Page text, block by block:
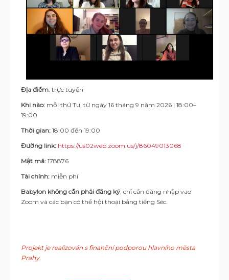
Địa điểm: trực tuyến
Khi nào: mỗi thứ Tư, từ ngày 16 tháng 9 năm 2026 | 18:00–
19:00
Thời gian: 18:00 đến 19:00
Đường link: https://us02web.zoom.us/j/86049013068
Mật mã: 178876
Tài chính: miễn phí
Babylon không cần phải đăng ký , chỉ cần đăng nhập vào
Zoom và các bạn có thể hội thoại bằng tiếng Séc.
Projekt je realizován s finanční podporou hlavního města
Prahy.